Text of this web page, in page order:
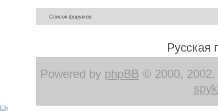
Список форумов
Русская
Powered by phpBB © 2000, 2002,